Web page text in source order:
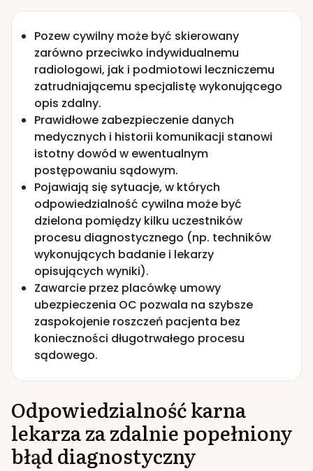
Pozew cywilny może być skierowany
zarówno przeciwko indywidualnemu
radiologowi, jak i podmiotowi leczniczemu
zatrudniającemu specjalistę wykonującego
opis zdalny.
Prawidłowe zabezpieczenie danych
medycznych i historii komunikacji stanowi
istotny dowód w ewentualnym
postępowaniu sądowym.
Pojawiają się sytuacje, w których
odpowiedzialność cywilna może być
dzielona pomiędzy kilku uczestników
procesu diagnostycznego (np. techników
wykonujących badanie i lekarzy
opisujących wyniki).
Zawarcie przez placówkę umowy
ubezpieczenia OC pozwala na szybsze
zaspokojenie roszczeń pacjenta bez
konieczności długotrwałego procesu
sądowego.
Odpowiedzialność karna
lekarza za zdalnie popełniony
błąd diagnostyczny